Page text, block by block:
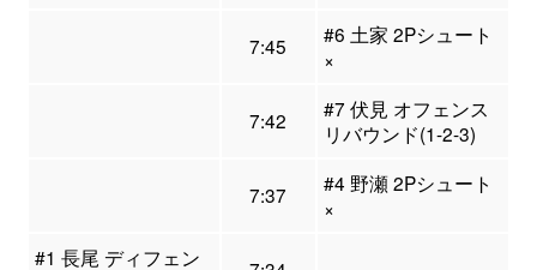
7:45
#6 土家 2Pシュート
×
7:42
#7 伏見 オフェンス
リバウンド(1-2-3)
7:37
#4 野瀬 2Pシュート
×
#1 長尾 ディフェン